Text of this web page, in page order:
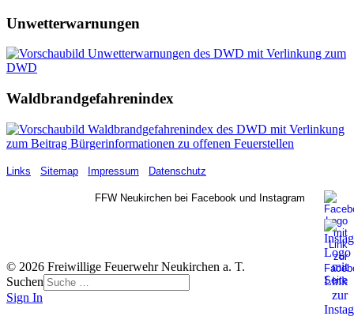
Unwetterwarnungen
Waldbrandgefahrenindex
Links Sitemap Impressum Datenschutz
FFW Neukirchen bei Facebook und Instagram
© 2026 Freiwillige Feuerwehr Neukirchen a. T.
Suchen
Sign In